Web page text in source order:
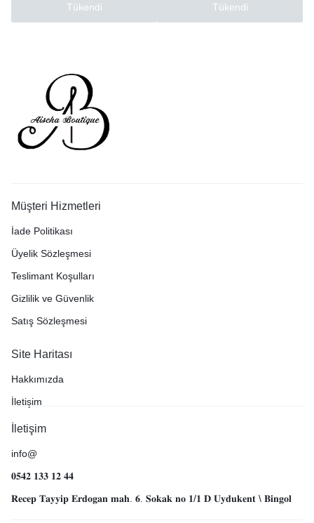
Tükendi Tükendi
Müşteri Hizmetleri
İade Politikası
Üyelik Sözleşmesi
Teslimant Koşulları
Gizlilik ve Güvenlik
Satış Sözleşmesi
Site Haritası
Hakkımızda
İletişim
İletişim
info@
𝟎𝟓𝟒𝟐 𝟏𝟑𝟑 𝟏𝟐 𝟒𝟒
𝐑𝐞𝐜𝐞𝐩 𝐓𝐚𝐲𝐲𝐢𝐩 𝐄𝐫𝐝𝐨𝐠𝐚𝐧 𝐦𝐚𝐡. 𝟔. 𝐒𝐨𝐤𝐚𝐤 𝐧𝐨 𝟏/𝟏 𝐃 𝐔𝐲𝐝𝐮𝐤𝐞𝐧𝐭 \ 𝐁𝐢𝐧𝐠𝐨𝐥